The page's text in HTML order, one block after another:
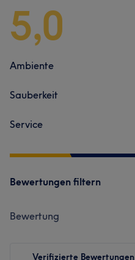
5,0
Ambiente
Sauberkeit
Service
Bewertungen filtern
Bewertung
Verifizierte Bewertungen